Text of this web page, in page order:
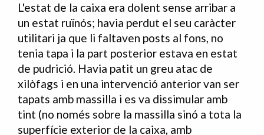
L'estat de la caixa era dolent sense arribar a
un estat ruïnós; havia perdut el seu caràcter
utilitari ja que li faltaven posts al fons, no
tenia tapa i la part posterior estava en estat
de pudrició. Havia patit un greu atac de
xilòfags i en una intervenció anterior van ser
tapats amb massilla i es va dissimular amb
tint (no només sobre la massilla sinó a tota la
superfície exterior de la caixa, amb